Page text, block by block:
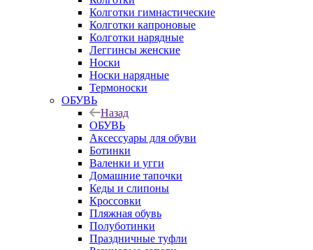
Колготки гимнастические
Колготки капроновые
Колготки нарядные
Леггинсы женские
Носки
Носки нарядные
Термоноски
ОБУВЬ
Назад
ОБУВЬ
Аксессуары для обуви
Ботинки
Валенки и угги
Домашние тапочки
Кеды и слипоны
Кроссовки
Пляжная обувь
Полуботинки
Праздничные туфли